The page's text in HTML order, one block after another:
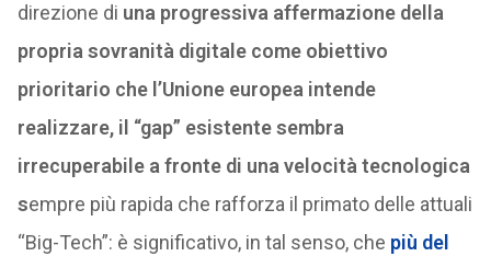
direzione di una progressiva affermazione della
propria sovranità digitale come obiettivo
prioritario che l’Unione europea intende
realizzare, il “gap” esistente sembra
irrecuperabile a fronte di una velocità tecnologica
sempre più rapida che rafforza il primato delle attuali
“Big-Tech”: è significativo, in tal senso, che più del